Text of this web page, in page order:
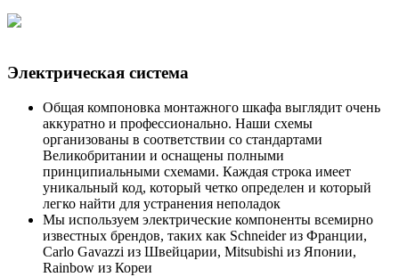
Электрическая система
Общая компоновка монтажного шкафа выглядит очень
аккуратно и профессионально. Наши схемы
организованы в соответствии со стандартами
Великобритании и оснащены полными
принципиальными схемами. Каждая строка имеет
уникальный код, который четко определен и который
легко найти для устранения неполадок
Мы используем электрические компоненты всемирно
известных брендов, таких как Schneider из Франции,
Carlo Gavazzi из Швейцарии, Mitsubishi из Японии,
Rainbow из Кореи